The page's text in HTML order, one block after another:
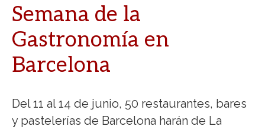
Semana de la
Gastronomía en
Barcelona
Del 11 al 14 de junio, 50 restaurantes, bares
y pastelerías de Barcelona harán de La